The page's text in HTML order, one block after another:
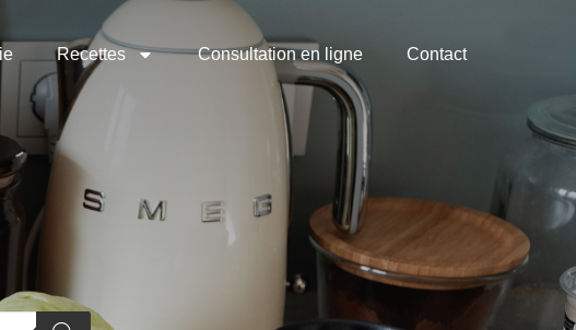
Recettes Consultation en ligne Contact